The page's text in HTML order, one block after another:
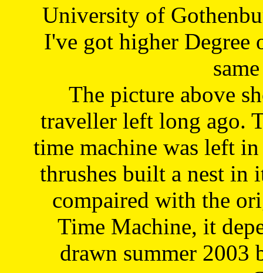
University of
I've got higher Degree
The picture above
traveller left long ago.
time machine was left
thrushes built a nest in
compaired with the
Time Machine, it
drawn summer 2003